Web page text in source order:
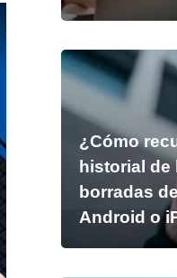
¿Cómo
historial de
borradas
Android o